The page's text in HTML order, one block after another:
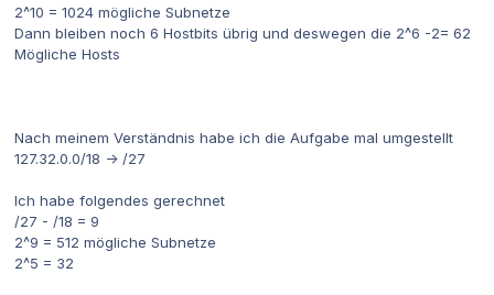
2^10 = 1024 mögliche Subnetze
Dann bleiben noch 6 Hostbits übrig und deswegen die 2^6 -2= 62
Mögliche Hosts
Nach meinem Verständnis habe ich die Aufgabe mal umgestellt
127.32.0.0/18 -> /27
Ich habe folgendes gerechnet
/27 - /18 = 9
2^9 = 512 mögliche Subnetze
2^5 = 32